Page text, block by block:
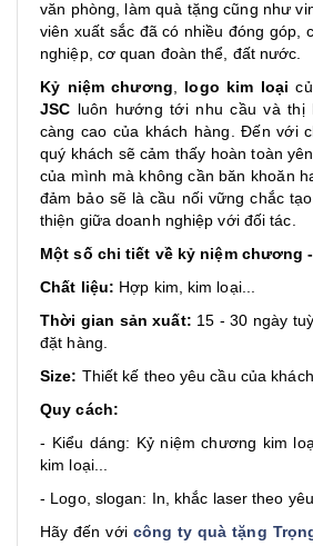
văn phòng, làm quà tặng cũng như
viên xuất sắc đã có nhiều đóng góp,
nghiệp, cơ quan đoàn thể, đất nước.
Kỷ niệm chương
logo kim loại
JSC luôn hướng tới nhu cầu và thị
càng cao của khách hàng. Đến với
quý khách sẽ cảm thấy hoàn toàn
của mình mà không cần băn khoăn
đảm bảo sẽ là cầu nối vững chắc
thiện giữa doanh nghiệp với đối tác.
Một số chi tiết về kỷ niệm chương
Chất liệu: Hợp kim, kim loại...
Thời gian sản xuất: 15 - 30 ngày
đặt hàng.
Size: Thiết kế theo yêu cầu của khách
Quy cách:
- Kiểu dáng: Kỷ niệm chương kim
kim loại...
- Logo, slogan: In, khắc laser theo yêu
Hãy đến với công ty quà tặng